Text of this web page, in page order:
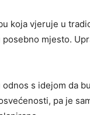
koja vjeruje u
posebno mjesto.
odnos s idejom da
pa je